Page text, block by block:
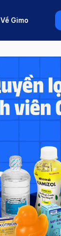
Về Gimo